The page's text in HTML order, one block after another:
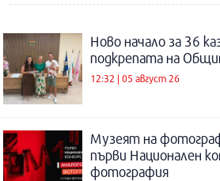
Ново начало за 36
подкрепата на
12:32 | 05 август 26
Музеят на
първи Национален
фотография